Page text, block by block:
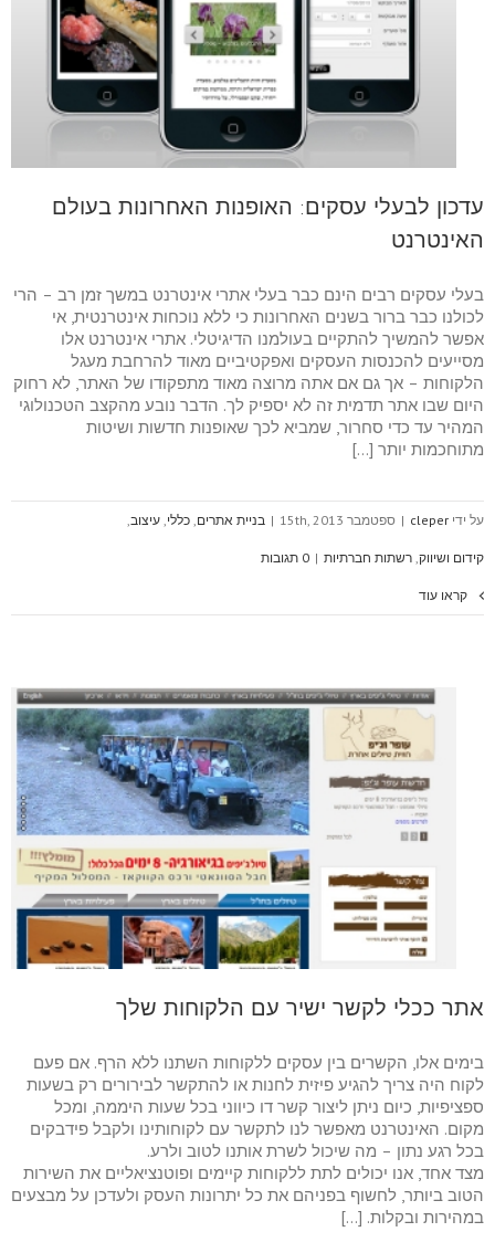
עדכון לבעלי עסקים: האופנות האחרונות בעולם
האינטרנט
בעלי עסקים רבים הינם כבר בעלי אתרי אינטרנט במשך זמן רב – הרי
לכולנו כבר ברור בשנים האחרונות כי ללא נוכחות אינטרנטית, אי
אפשר להמשיך להתקיים בעולמנו הדיגיטלי. אתרי אינטרנט אלו
מסייעים להכנסות העסקים ואפקטיביים מאוד להרחבת מעגל
הלקוחות – אך גם אם אתה מרוצה מאוד מתפקודו של האתר, לא רחוק
היום שבו אתר תדמית זה לא יספיק לך. הדבר נובע מהקצב הטכנולוגי
המהיר עד כדי סחרור, שמביא לכך שאופנות חדשות ושיטות
מתוחכמות יותר […]
על ידי cleper
| ספטמבר 15th, 2013 | בניית אתרים, כללי, עיצוב,
קידום ושיווק, רשתות חברתיות | 0 תגובות
קראו עוד
אתר ככלי לקשר ישיר עם הלקוחות שלך
בימים אלו, הקשרים בין עסקים ללקוחות השתנו ללא הרף. אם פעם
לקוח היה צריך להגיע פיזית לחנות או להתקשר לבירורים רק בשעות
ספציפיות, כיום ניתן ליצור קשר דו כיווני בכל שעות היממה, ומכל
מקום. האינטרנט מאפשר לנו לתקשר עם לקוחותינו ולקבל פידבקים
בכל רגע נתון – מה שיכול לשרת אותנו לטוב ולרע.
מצד אחד, אנו יכולים לתת ללקוחות קיימים ופוטנציאליים את השירות
הטוב ביותר, לחשוף בפניהם את כל יתרונות העסק ולעדכן על מבצעים
במהירות ובקלות. […]